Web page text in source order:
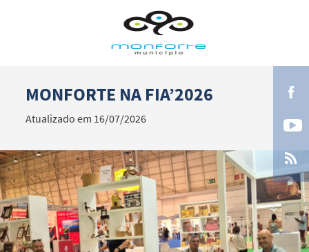
Termo de Pesquisa
Categorias gerais
MONFORTE NA FIA’2026
Atualizado em 16/07/2026